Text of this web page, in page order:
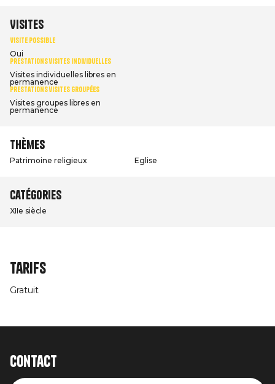
Visites
Visite possible
Oui
Prestations visites individuelles
Visites individuelles libres en
permanence
Prestations visites groupées
Visites groupes libres en
permanence
Thèmes
Patrimoine religieux Eglise
Catégories
XIIe siècle
Tarifs
Gratuit
Contact